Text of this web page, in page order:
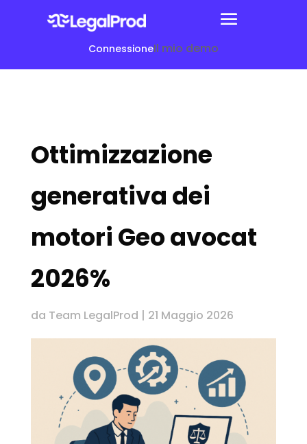
ConnessioneIl mio demo
Ottimizzazione
generativa dei
motori Geo avocat
2026%
da Team LegalProd | 21 Maggio 2026